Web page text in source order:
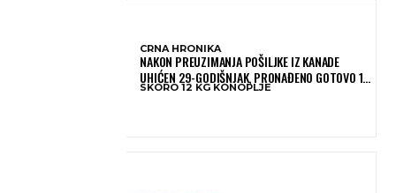
CRNA HRONIKA
NAKON PREUZIMANJA POŠILJKE IZ KANADE
UHIĆEN 29-GODIŠNJAK, PRONAĐENO GOTOVO 12
KILOGRAMA KONOPLJE
SKORO 12 KG KONOPLJE